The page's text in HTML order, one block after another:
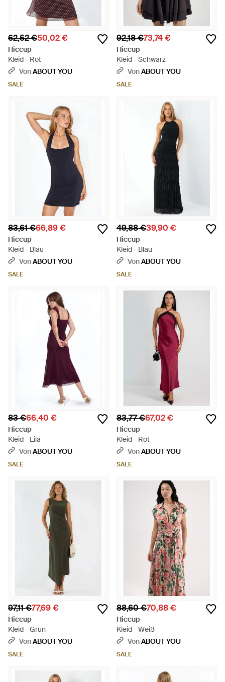
62,52 €50,02 €
Hiccup
Kleid - Rot
VonABOUT YOU
SALE
92,18 €73,74 €
Hiccup
Kleid - Schwarz
VonABOUT YOU
SALE
83,61 €66,89 €
Hiccup
Kleid - Blau
VonABOUT YOU
SALE
49,88 €39,90 €
Hiccup
Kleid - Blau
VonABOUT YOU
SALE
83 €66,40 €
Hiccup
Kleid - Lila
VonABOUT YOU
SALE
83,77 €67,02 €
Hiccup
Kleid - Rot
VonABOUT YOU
SALE
97,11 €77,69 €
Hiccup
Kleid - Grün
VonABOUT YOU
SALE
88,60 €70,88 €
Hiccup
Kleid - Weiß
VonABOUT YOU
SALE